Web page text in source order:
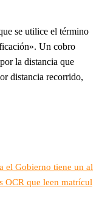
se utilice el término
Un cobro
la distancia que
distancia recorrido,
el Gobierno tiene un al
OCR que leen matrícul